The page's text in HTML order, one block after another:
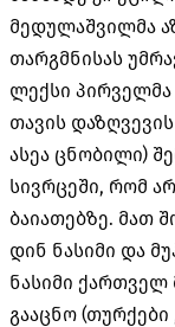
მედულაშვილმა
თარგმნისას
ლექსი
თავის
ასეა ცნობილი)
სივრცეში, რომ
ბაიათებზე. მათ
დინ ნასიმი და
ნასიმი ქართველ
გააცნო (თურქები